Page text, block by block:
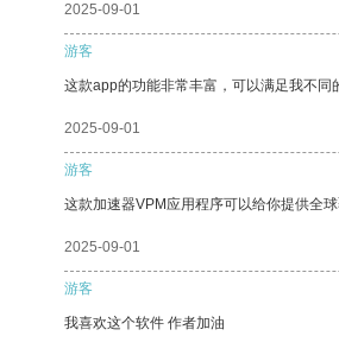
2025-09-01
游客
这款app的功能非常丰富，可以满足我不同
2025-09-01
游客
这款加速器VPM应用程序可以给你提供全
2025-09-01
游客
我喜欢这个软件 作者加油